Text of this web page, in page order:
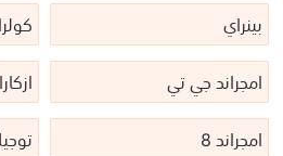
بينراي
امجراند جي تي
ازكارا
امجراند 8